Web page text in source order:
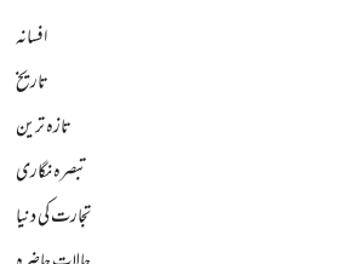
افسانہ
تاریخ
تازہ ترین
تبصرہ نگاری
تجارت کی دنیا